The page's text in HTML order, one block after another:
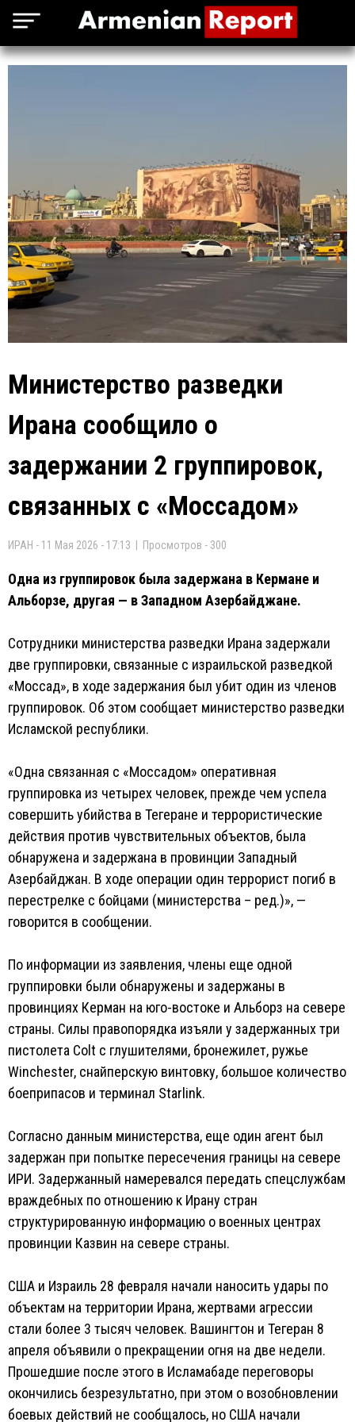
Министерство разведки
Ирана сообщило о
задержании 2 группировок,
связанных с «Моссадом»
ИРАН - 11 Мая 2026 - 17:13 | Просмотров - 300
Одна из группировок была задержана в Кермане и
Альборзе, другая — в Западном Азербайджане.
Сотрудники министерства разведки Ирана задержали
две группировки, связанные с израильской разведкой
«Моссад», в ходе задержания был убит один из членов
группировок. Об этом сообщает министерство разведки
Исламской республики.
«Одна связанная с «Моссадом» оперативная
группировка из четырех человек, прежде чем успела
совершить убийства в Тегеране и террористические
действия против чувствительных объектов, была
обнаружена и задержана в провинции Западный
Азербайджан. В ходе операции один террорист погиб в
перестрелке с бойцами (министерства – ред.)», —
говорится в сообщении.
По информации из заявления, члены еще одной
группировки были обнаружены и задержаны в
провинциях Керман на юго-востоке и Альборз на севере
страны. Силы правопорядка изъяли у задержанных три
пистолета Colt с глушителями, бронежилет, ружье
Winchester, снайперскую винтовку, большое количество
боеприпасов и терминал Starlink.
Согласно данным министерства, еще один агент был
задержан при попытке пересечения границы на севере
ИРИ. Задержанный намеревался передать спецслужбам
враждебных по отношению к Ирану стран
структурированную информацию о военных центрах
провинции Казвин на севере страны.
США и Израиль 28 февраля начали наносить удары по
объектам на территории Ирана, жертвами агрессии
стали более 3 тысяч человек. Вашингтон и Тегеран 8
апреля объявили о прекращении огня на две недели.
Прошедшие после этого в Исламабаде переговоры
окончились безрезультатно, при этом о возобновлении
боевых действий не сообщалось, но США начали